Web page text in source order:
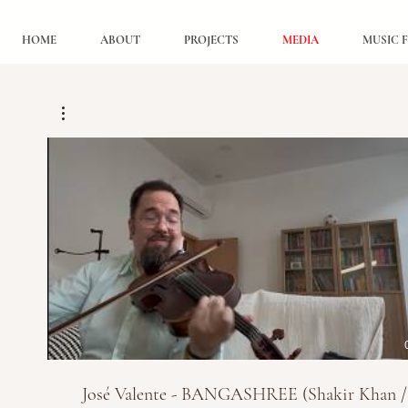
HOME ABOUT PROJECTS MEDIA MUSIC
Play Video
José Valente - BANGASHREE (Shakir Khan /